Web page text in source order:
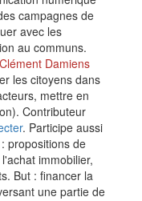
campagnes de
avec les
au communs.
Clément Damiens
les citoyens dans
mettre en
Contributeur
. Participe aussi
propositions de
immobilier,
But : financer la
une partie de